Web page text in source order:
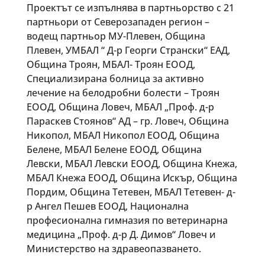
Проектът се изпълнява в партньорство с 21
партньори от Северозападен регион –
водещ партньор МУ-Плевен, Община
Плевен, УМБАЛ “ Д-р Георги Странски“ ЕАД,
Община Троян, МБАЛ- Троян ЕООД,
Специализирана болница за активно
лечение на белодробни болести – Троян
ЕООД, Община Ловеч, МБАЛ „Проф. д-р
Параскев Стоянов“ АД – гр. Ловеч, Община
Никопол, МБАЛ Никопол ЕООД, Община
Белене, МБАЛ Белене ЕООД, Община
Левски, МБАЛ Левски ЕООД, Община Кнежа,
МБАЛ Кнежа ЕООД, Община Искър, Община
Пордим, Община Тетевен, МБАЛ Тетевен- д-
р Ангел Пешев ЕООД, Национална
професионална гимназия по ветеринарна
медицина „Проф. д-р Д. Димов“ Ловеч и
Министерство на здравеопазването.